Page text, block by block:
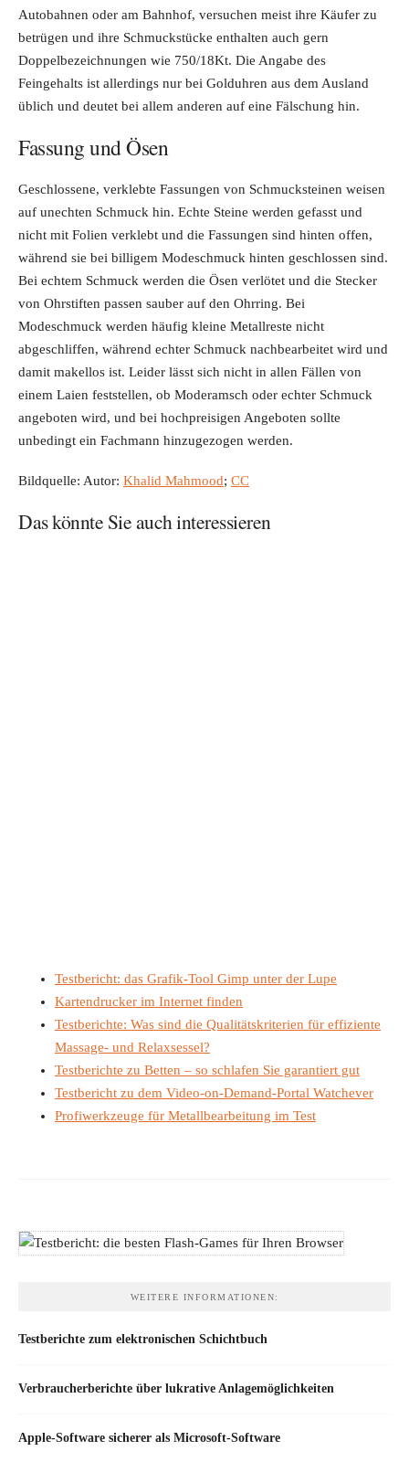
Autobahnen oder am Bahnhof, versuchen meist ihre Käufer zu
betrügen und ihre Schmuckstücke enthalten auch gern
Doppelbezeichnungen wie 750/18Kt. Die Angabe des
Feingehalts ist allerdings nur bei Golduhren aus dem Ausland
üblich und deutet bei allem anderen auf eine Fälschung hin.
Fassung und Ösen
Geschlossene, verklebte Fassungen von Schmucksteinen weisen
auf unechten Schmuck hin. Echte Steine werden gefasst und
nicht mit Folien verklebt und die Fassungen sind hinten offen,
während sie bei billigem Modeschmuck hinten geschlossen sind.
Bei echtem Schmuck werden die Ösen verlötet und die Stecker
von Ohrstiften passen sauber auf den Ohrring. Bei
Modeschmuck werden häufig kleine Metallreste nicht
abgeschliffen, während echter Schmuck nachbearbeitet wird und
damit makellos ist. Leider lässt sich nicht in allen Fällen von
einem Laien feststellen, ob Moderamsch oder echter Schmuck
angeboten wird, und bei hochpreisigen Angeboten sollte
unbedingt ein Fachmann hinzugezogen werden.
Bildquelle: Autor: Khalid Mahmood; CC
Das könnte Sie auch interessieren
Testbericht: das Grafik-Tool Gimp unter der Lupe
Kartendrucker im Internet finden
Testberichte: Was sind die Qualitätskriterien für effiziente
Massage- und Relaxsessel?
Testberichte zu Betten – so schlafen Sie garantiert gut
Testbericht zu dem Video-on-Demand-Portal Watchever
Profiwerkzeuge für Metallbearbeitung im Test
WEITERE INFORMATIONEN:
Testberichte zum elektronischen Schichtbuch
Verbraucherberichte über lukrative Anlagemöglichkeiten
Apple-Software sicherer als Microsoft-Software